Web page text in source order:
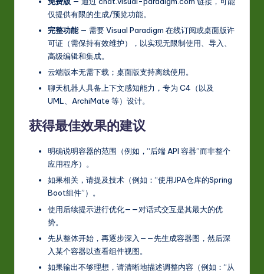
仅提供有限的生成/预览功能。
完整功能 — 需要 Visual Paradigm 在线订阅或桌面版许
可证（需保持有效维护），以实现无限制使用、导入、
高级编辑和集成。
云端版本无需下载；桌面版支持离线使用。
聊天机器人具备上下文感知能力，专为 C4（以及
UML、ArchiMate 等）设计。
获得最佳效果的建议
明确说明容器的范围（例如，“后端 API 容器”而非整个
应用程序）。
如果相关，请提及技术（例如：“使用JPA仓库的Spring
Boot组件”）。
使用后续提示进行优化——对话式交互是其最大的优
势。
先从整体开始，再逐步深入——先生成容器图，然后深
入某个容器以查看组件视图。
如果输出不够理想，请清晰地描述调整内容（例如：“从